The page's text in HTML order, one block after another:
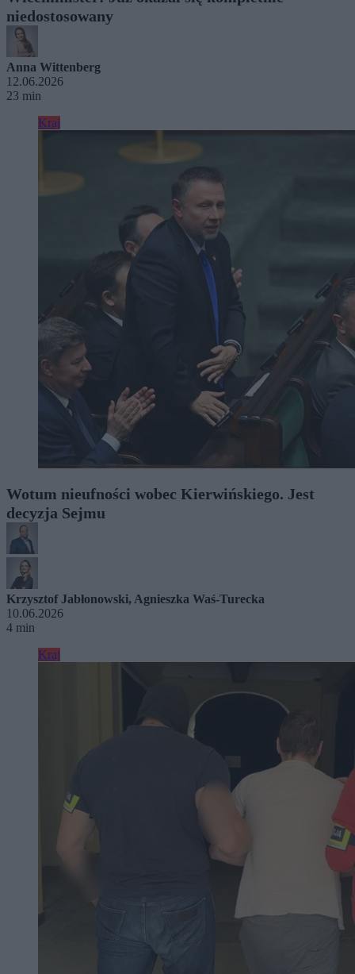
niedostosowany
Anna Wittenberg
12.06.2026
23 min
Kraj
Wotum nieufności wobec Kierwińskiego. Jest
decyzja Sejmu
Krzysztof Jabłonowski, Agnieszka Waś-Turecka
10.06.2026
4 min
Kraj